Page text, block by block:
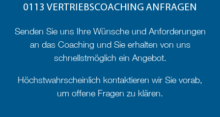
0113 VERTRIEBSCOACHING ANFRAGEN
Senden Sie uns Ihre Wünsche und Anforderungen
an das Coaching und Sie erhalten von uns
schnellstmöglich ein Angebot.
Höchstwahrscheinlich kontaktieren wir Sie vorab,
um offene Fragen zu klären.